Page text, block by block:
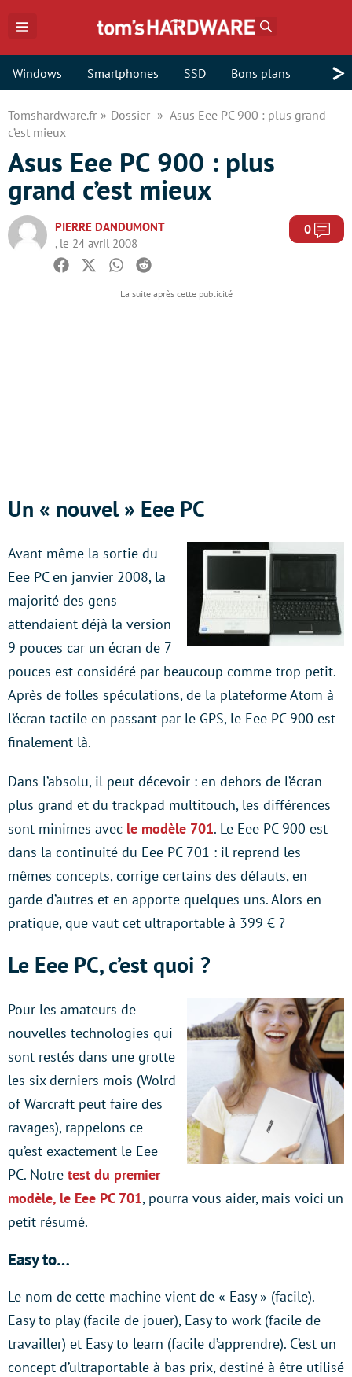
Windows Smartphones SSD Bons plans >
Tomshardware.fr Dossier
Asus Eee PC 900 : plus grand
c’est mieux
Asus Eee PC 900 : plus
grand c’est mieux
PIERRE DANDUMONT
, le 24 avril 2008
0
Facebook
TwitterWhatsapp
Reddit
Un « nouvel » Eee PC
Avant même la sortie du
Eee PC en janvier 2008, la
majorité des gens
attendaient déjà la version
9 pouces car un écran de 7
pouces est considéré par beaucoup comme trop petit.
Après de folles spéculations, de la plateforme Atom à
l’écran tactile en passant par le GPS, le Eee PC 900 est
finalement là.
Dans l’absolu, il peut décevoir : en dehors de l’écran
plus grand et du trackpad multitouch, les différences
sont minimes avec le modèle 701. Le Eee PC 900 est
dans la continuité du Eee PC 701 : il reprend les
mêmes concepts, corrige certains des défauts, en
garde d’autres et en apporte quelques uns. Alors en
pratique, que vaut cet ultraportable à 399 € ?
Le Eee PC, c’est quoi ?
Pour les amateurs de
nouvelles technologies qui
sont restés dans une grotte
les six derniers mois (Wolrd
of Warcraft peut faire des
ravages), rappelons ce
qu’est exactement le Eee
PC. Notre test du premier
modèle, le Eee PC 701, pourra vous aider, mais voici un
petit résumé.
Easy to…
Le nom de cette machine vient de « Easy » (facile).
Easy to play (facile de jouer), Easy to work (facile de
travailler) et Easy to learn (facile d’apprendre). C’est un
concept d’ultraportable à bas prix, destiné à être utilisé